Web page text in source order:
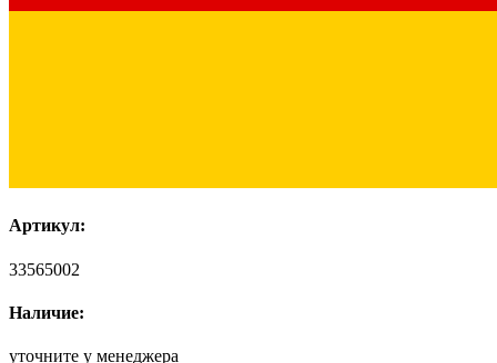
Артикул:
33565002
Наличие:
уточните у менеджера